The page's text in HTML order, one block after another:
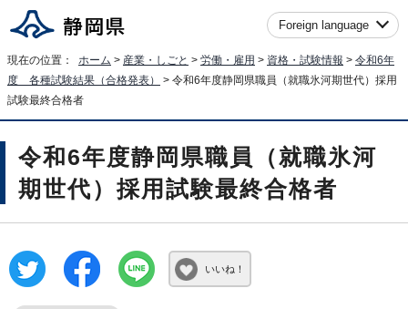
Foreign language
現在の位置： ホーム > 産業・しごと > 労働・雇用 > 資格・試験情報 > 令和6年
度 各種試験結果（合格発表）
> 令和6年度静岡県職員（就職氷河期世代）採用
試験最終合格者
令和6年度静岡県職員（就職氷河
期世代）採用試験最終合格者
いいね！